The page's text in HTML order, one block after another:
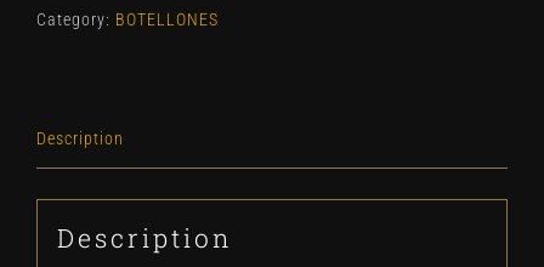
Category: BOTELLONES
Description
Description